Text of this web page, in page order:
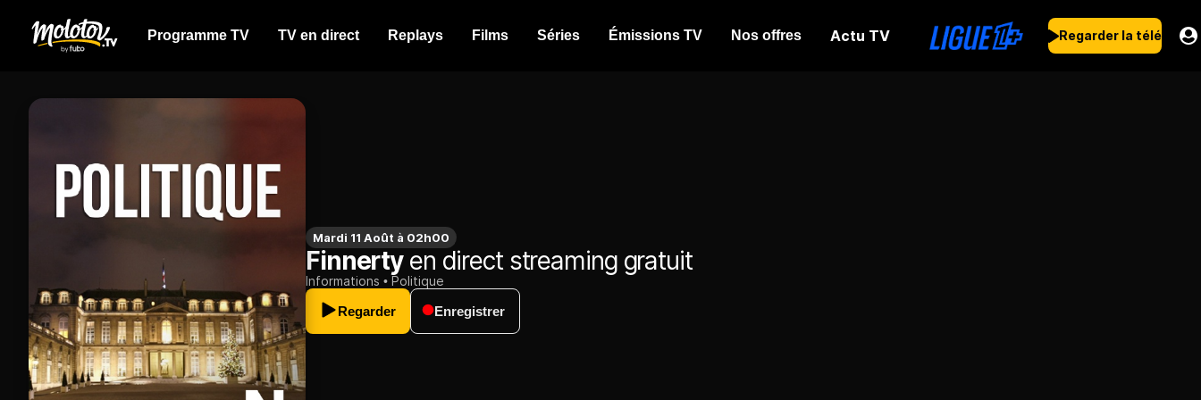
Programme TV TV en direct Replays Films Séries Émissions TV Nos offres Actu TV Regarder la télé
Mardi 11 Août à 02h00
Finnertyen direct streaming gratuit
Informations
Politique
Regarder
Enregistrer